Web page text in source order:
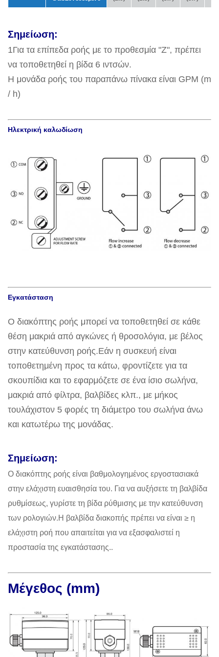
Σημείωση:
1Για τα επίπεδα ροής με το προθεσμία "Z", πρέπει
να τοποθετηθεί η βίδα 6 ιντσών.
Η μονάδα ροής του παραπάνω πίνακα είναι GPM (m
/ h)
Ηλεκτρική καλωδίωση
Εγκατάσταση
Ο διακόπτης ροής μπορεί να τοποθετηθεί σε κάθε
θέση μακριά από αγκώνες ή θροσολόγια, με βέλος
στην κατεύθυνση ροής.Εάν η συσκευή είναι
τοποθετημένη προς τα κάτω, φροντίζετε για τα
σκουπίδια και το εφαρμόζετε σε ένα ίσιο σωλήνα,
μακριά από φίλτρα, βαλβίδες κλπ., με μήκος
τουλάχιστον 5 φορές τη διάμετρο του σωλήνα άνω
και κατωτέρω της μονάδας.
Σημείωση:
Ο διακόπτης ροής είναι βαθμολογημένος εργοστασιακά
στην ελάχιστη ευαισθησία του. Για να αυξήσετε τη βαλβίδα
ρυθμίσεως, γυρίστε τη βίδα ρύθμισης με την κατεύθυνση
των ρολογιών.Η βαλβίδα διακοπής πρέπει να είναι ≥ η
ελάχιστη ροή που απαιτείται για να εξασφαλιστεί η
προστασία της εγκατάστασης..
Μέγεθος (mm)